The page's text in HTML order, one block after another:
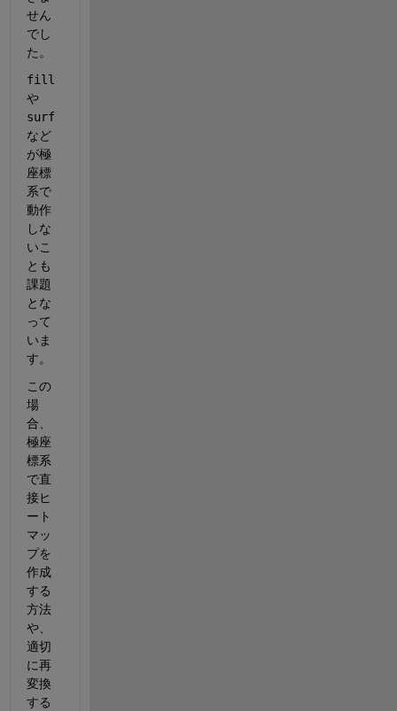
せん
でし
た。
fill
や
surf
など
が極
座標
系で
動作
しな
いこ
とも
課題
とな
って
いま
す。
この
場
合、
極座
標系
で直
接ヒ
ート
マッ
プを
作成
する
方法
や、
適切
に再
変換
する